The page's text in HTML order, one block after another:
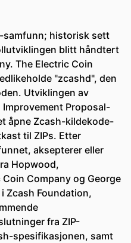
samfunn; historisk sett
blitt håndtert
The Electric Coin
"zcashd", den
Utviklingen av
Proposal-
åpne Zcash-kildekode-
til ZIPs. Etter
aksepterer eller
Hopwood,
Company og George
Zcash Foundation,
fra ZIP-
spesifikasjonen, samt